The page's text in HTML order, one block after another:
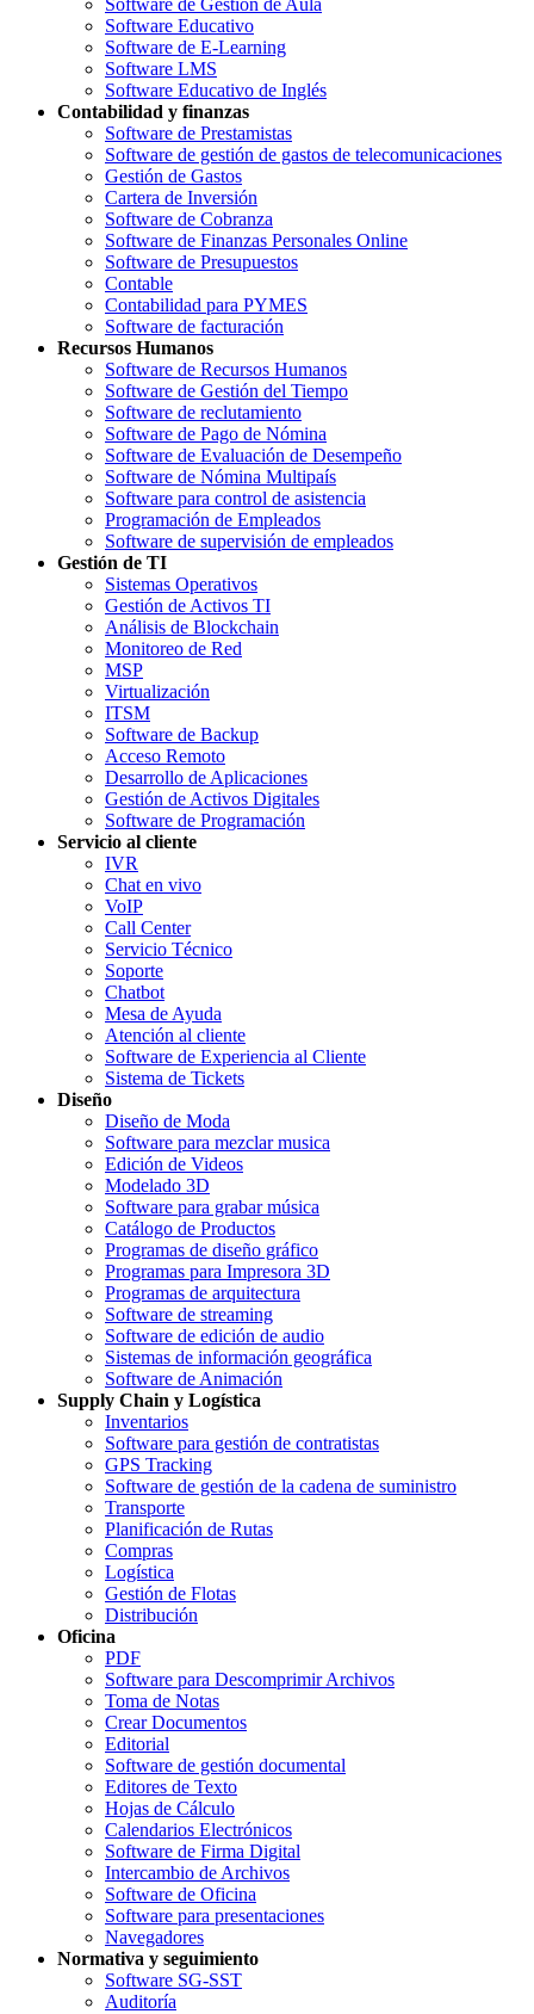
Software de Gestión de Aula
Software Educativo
Software de E-Learning
Software LMS
Software Educativo de Inglés
Contabilidad y finanzas
Software de Prestamistas
Software de gestión de gastos de telecomunicaciones
Gestión de Gastos
Cartera de Inversión
Software de Cobranza
Software de Finanzas Personales Online
Software de Presupuestos
Contable
Contabilidad para PYMES
Software de facturación
Recursos Humanos
Software de Recursos Humanos
Software de Gestión del Tiempo
Software de reclutamiento
Software de Pago de Nómina
Software de Evaluación de Desempeño
Software de Nómina Multipaís
Software para control de asistencia
Programación de Empleados
Software de supervisión de empleados
Gestión de TI
Sistemas Operativos
Gestión de Activos TI
Análisis de Blockchain
Monitoreo de Red
MSP
Virtualización
ITSM
Software de Backup
Acceso Remoto
Desarrollo de Aplicaciones
Gestión de Activos Digitales
Software de Programación
Servicio al cliente
IVR
Chat en vivo
VoIP
Call Center
Servicio Técnico
Soporte
Chatbot
Mesa de Ayuda
Atención al cliente
Software de Experiencia al Cliente
Sistema de Tickets
Diseño
Diseño de Moda
Software para mezclar musica
Edición de Videos
Modelado 3D
Software para grabar música
Catálogo de Productos
Programas de diseño gráfico
Programas para Impresora 3D
Programas de arquitectura
Software de streaming
Software de edición de audio
Sistemas de información geográfica
Software de Animación
Supply Chain y Logística
Inventarios
Software para gestión de contratistas
GPS Tracking
Software de gestión de la cadena de suministro
Transporte
Planificación de Rutas
Compras
Logística
Gestión de Flotas
Distribución
Oficina
PDF
Software para Descomprimir Archivos
Toma de Notas
Crear Documentos
Editorial
Software de gestión documental
Editores de Texto
Hojas de Cálculo
Calendarios Electrónicos
Software de Firma Digital
Intercambio de Archivos
Software de Oficina
Software para presentaciones
Navegadores
Normativa y seguimiento
Software SG-SST
Auditoría